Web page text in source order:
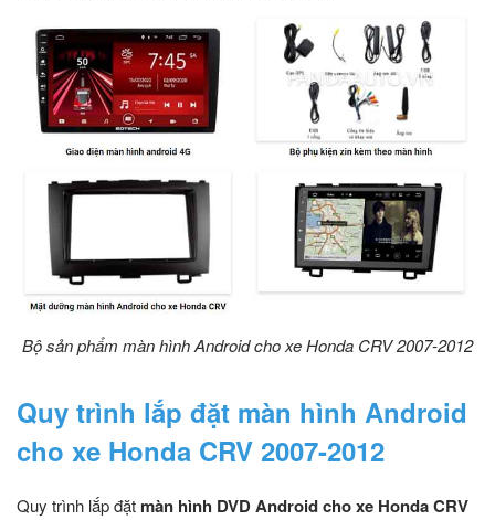
Bộ sản phẩm màn hình Android cho xe Honda CRV 2007-2012
Quy trình lắp đặt màn hình Android
cho xe Honda CRV 2007-2012
Quy trình lắp đặt màn hình DVD Android cho xe Honda CRV